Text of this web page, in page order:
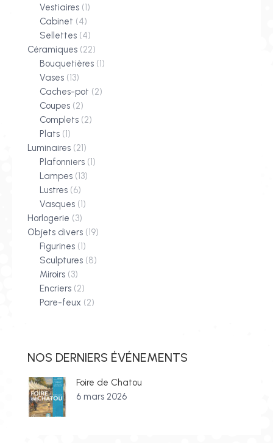
Vestiaires (1)
Cabinet (4)
Sellettes (4)
Céramiques (22)
Bouquetières (1)
Vases (13)
Caches-pot (2)
Coupes (2)
Complets (2)
Plats (1)
Luminaires (21)
Plafonniers (1)
Lampes (13)
Lustres (6)
Vasques (1)
Horlogerie (3)
Objets divers (19)
Figurines (1)
Sculptures (8)
Miroirs (3)
Encriers (2)
Pare-feux (2)
NOS DERNIERS ÉVÉNEMENTS
Foire de Chatou
6 mars 2026